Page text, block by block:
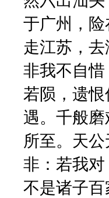
于广州，
走江苏，
非我不自
若陨，遗
遇。千般
所至。天
非：若我
不是诸子百